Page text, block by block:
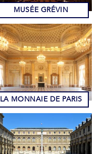
MUSÉE GRÉVIN
LA MONNAIE DE PARIS